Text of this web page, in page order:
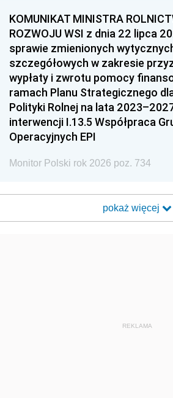
KOMUNIKAT MINISTRA
ROZWOJU WSI z dnia 22 lipca
sprawie zmienionych
szczegółowych w zakresie
wypłaty i zwrotu pomocy
ramach Planu Strategicznego
Polityki Rolnej na lata
interwencji I.13.5 Współpraca
Operacyjnych EPI
Monitor Polski rok 2026 poz. 734
pokaż więcej
REKLAMA